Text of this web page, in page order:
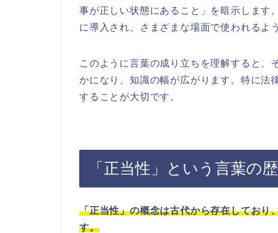
事が正しい状態にあること」を暗示します
に導入され、さまざまな場面で使われるよ
このように言葉の成り立ちを理解すると、
かになり、知識の幅が広がります。特に法
することが大切です。
「正当性」という言葉の
「正当性」の概念は古代から存在しており
す。